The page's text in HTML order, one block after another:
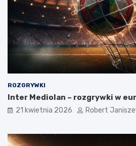
ROZGRYWKI
Inter Mediolan – rozgrywki w
21 kwietnia 2026 Robert